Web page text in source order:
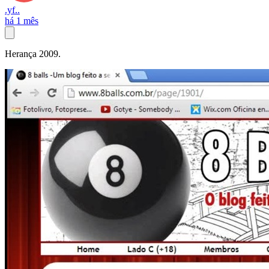
.yf..
há 1 mês
Herança 2009.